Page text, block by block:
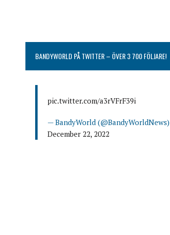
BANDYWORLD PÅ TWITTER – ÖVER 3 700 FÖLJARE!
pic.twitter.com/a3rVFrF39i
— BandyWorld (@BandyWorldNews)
December 22, 2022